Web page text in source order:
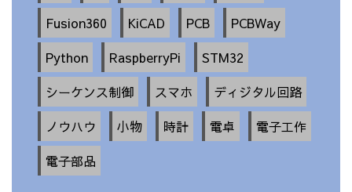
Fusion360
KiCAD PCB
PCBWay
Python
RaspberryPi
STM32
シーケンス制御
スマホ
ディジタル回路
ノウハウ
小物 時計 電卓
電子工作
電子部品